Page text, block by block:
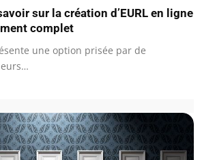
sur la création d’EURL en ligne
complet
une option prisée par de